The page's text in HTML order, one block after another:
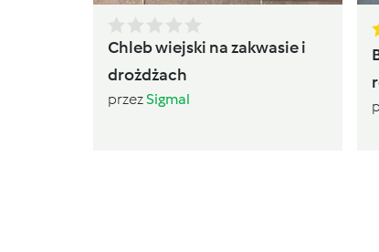
Chleb wiejski na zakwasie i
drożdżach
przezSigmal